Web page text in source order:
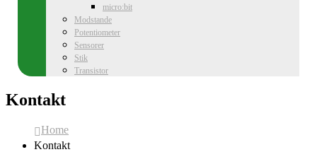
micro:bit
Modstande
Potentiometer
Sensorer
Stik
Transistor
Kontakt
Home
Kontakt